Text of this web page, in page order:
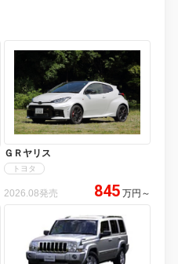
ＧＲヤリス
トヨタ
2026.08発売 845 万円 ～